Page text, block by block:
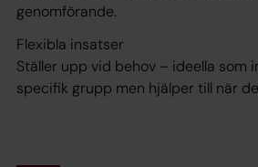
genomförande.
Flexibla insatser
Ställer upp vid behov – ideella som
specifik grupp men hjälper till när